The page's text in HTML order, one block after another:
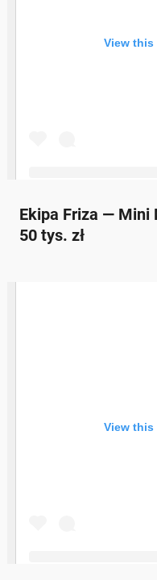
Ekipa Friza — Mini
50 tys. zł